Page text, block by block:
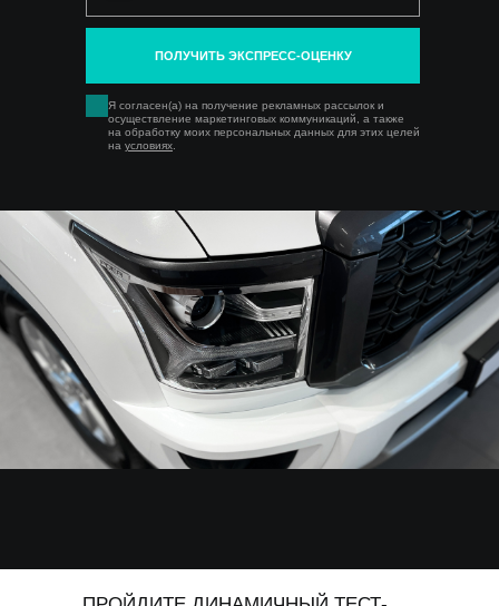
Я согласен(а) на получение рекламных рассылок и
осуществление маркетинговых коммуникаций, а также
на обработку моих персональных данных для этих целей
на условиях
ПОЛУЧИТЬ ЭКСПРЕСС-ОЦЕНКУ